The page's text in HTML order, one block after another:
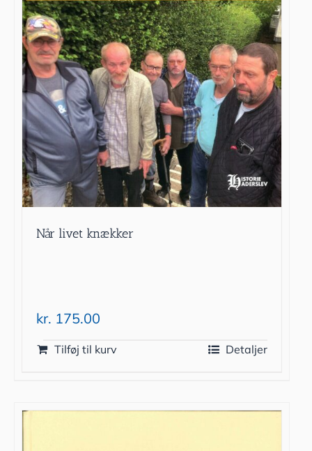
Når livet knækker
kr. 175.00
Tilføj til kurv Detaljer